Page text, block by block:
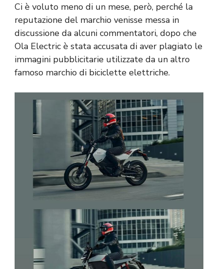
Ci è voluto meno di un mese, però, perché la
reputazione del marchio venisse messa in
discussione da alcuni commentatori, dopo che
Ola Electric è stata accusata di aver plagiato le
immagini pubblicitarie utilizzate da un altro
famoso marchio di biciclette elettriche.